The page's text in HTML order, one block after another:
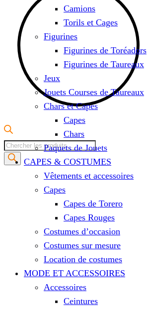
Recherche
de
Camions
Torils et Cages
Figurines
Figurines de Toréadors
Figurines de Taureaux
Jeux
Jouets Courses de Taureaux
Chars et Capes
Capes
Chars
Paquets de Jouets
CAPES & COSTUMES
Vêtements et accessoires
Capes
Capes de Torero
Capes Rouges
Costumes d’occasion
Costumes sur mesure
Location de costumes
MODE ET ACCESSOIRES
Accessoires
Ceintures